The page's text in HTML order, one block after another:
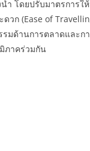
ำ โดยปรับมาตรการใ
ดวก (Ease of
มด้านการตลาดและก
ภาคร่วมกัน